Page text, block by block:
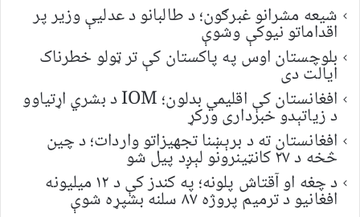
شیعه مشرانو غبرګون؛ د طالبانو د عدلیې وزیر پر
اقداماتو نیوکې وشوې
بلوچستان اوس په پاکستان کې تر ټولو خطرناک
ایالت دی
افغانستان کې اقلیمي بدلون؛ IOM د بشري اړتیاوو
د زیاتېدو خبرداری ورکړ
افغانستان ته د برېښنا تجهیزاتو واردات؛ د چین
څخه د ۲۷ کانټینرونو لېږد پیل شو
د چغه او آقتاش پلونه؛ په کندز کې د ۱۲ میلیونه
افغانیو د ترمیم پروژه ۸۷ سلنه بشپړه شوې